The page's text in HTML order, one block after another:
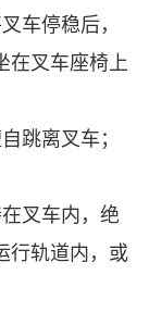
车停稳后，
在叉车座椅上
跳离叉车；
叉车内，绝
行轨道内，或